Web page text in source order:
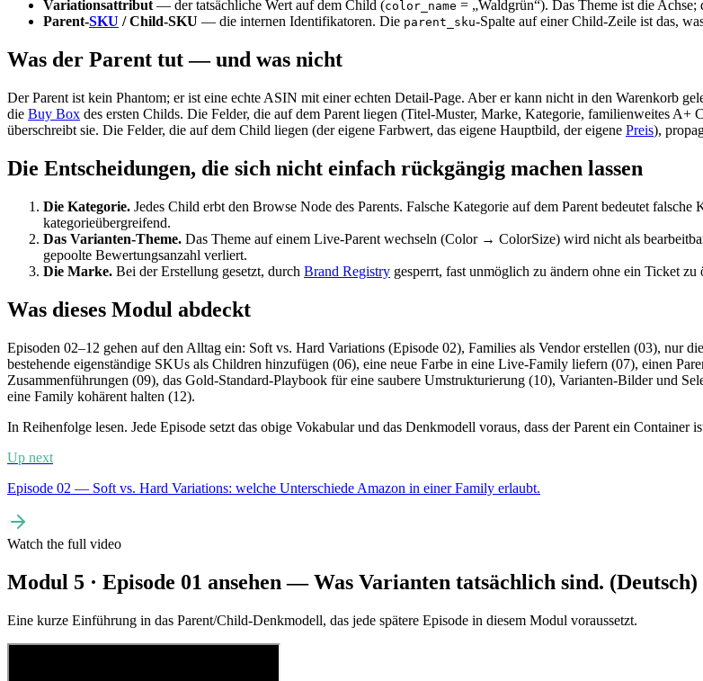
Variationsattribut — der tatsächliche Wert auf dem Child (color_name = „Waldgrün“). Das Theme ist die
Parent-SKU / Child-SKU — die internen Identifikatoren. Die parent_sku-Spalte auf einer Child-Zeile ist das,
Was der Parent tut — und was nicht
Der Parent ist kein Phantom; er ist eine echte ASIN mit einer echten Detail-Page. Aber er kann nicht in den Warenkorb
die Buy Box des ersten Childs. Die Felder, die auf dem Parent liegen (Titel-Muster, Marke, Kategorie, familienweites
überschreibt sie. Die Felder, die auf dem Child liegen (der eigene Farbwert, das eigene Hauptbild, der eigene Preis),
Die Entscheidungen, die sich nicht einfach rückgängig machen lassen
Die Kategorie. Jedes Child erbt den Browse Node des Parents. Falsche Kategorie auf dem Parent bedeutet
kategorieübergreifend.
Das Varianten-Theme. Das Theme auf einem Live-Parent wechseln (Color → ColorSize) wird nicht als
gepoolte Bewertungsanzahl verliert.
Die Marke. Bei der Erstellung gesetzt, durch Brand Registry gesperrt, fast unmöglich zu ändern ohne ein Ticket zu
Was dieses Modul abdeckt
Episoden 02–12 gehen auf den Alltag ein: Soft vs. Hard Variations (Episode 02), Families als Vendor erstellen (03), nur
bestehende eigenständige SKUs als Children hinzufügen (06), eine neue Farbe in eine Live-Family liefern (07), einen
Zusammenführungen (09), das Gold-Standard-Playbook für eine saubere Umstrukturierung (10), Varianten-Bilder und
eine Family kohärent halten (12).
In Reihenfolge lesen. Jede Episode setzt das obige Vokabular und das Denkmodell voraus, dass der Parent ein
Up next
Episode 02 — Soft vs. Hard Variations: welche Unterschiede Amazon in einer Family erlaubt.
Watch the full video
Modul 5 · Episode 01 ansehen — Was Varianten tatsächlich sind. (Deutsch)
Eine kurze Einführung in das Parent/Child-Denkmodell, das jede spätere Episode in diesem Modul voraussetzt.